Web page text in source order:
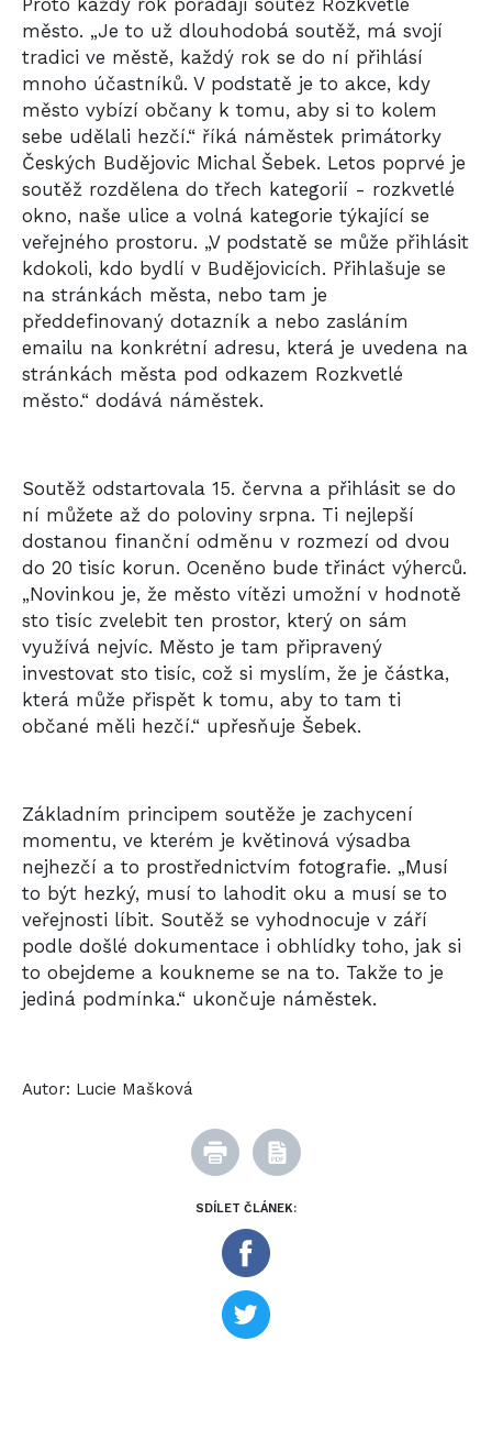
SDÍLET ČLÁNEK:
Proto každý rok pořádají soutěž Rozkvetlé
město. „Je to už dlouhodobá soutěž, má svojí
tradici ve městě, každý rok se do ní přihlásí
mnoho účastníků. V podstatě je to akce, kdy
město vybízí občany k tomu, aby si to kolem
sebe udělali hezčí.“ říká náměstek primátorky
Českých Budějovic Michal Šebek. Letos poprvé je
soutěž rozdělena do třech kategorií - rozkvetlé
okno, naše ulice a volná kategorie týkající se
veřejného prostoru. „V podstatě se může přihlásit
kdokoli, kdo bydlí v Budějovicích. Přihlašuje se
na stránkách města, nebo tam je
předdefinovaný dotazník a nebo zasláním
emailu na konkrétní adresu, která je uvedena na
stránkách města pod odkazem Rozkvetlé
město.“ dodává náměstek.
Soutěž odstartovala 15. června a přihlásit se do
ní můžete až do poloviny srpna. Ti nejlepší
dostanou finanční odměnu v rozmezí od dvou
do 20 tisíc korun. Oceněno bude třináct výherců.
„Novinkou je, že město vítězi umožní v hodnotě
sto tisíc zvelebit ten prostor, který on sám
využívá nejvíc. Město je tam připravený
investovat sto tisíc, což si myslím, že je částka,
která může přispět k tomu, aby to tam ti
občané měli hezčí.“ upřesňuje Šebek.
Základním principem soutěže je zachycení
momentu, ve kterém je květinová výsadba
nejhezčí a to prostřednictvím fotografie. „Musí
to být hezký, musí to lahodit oku a musí se to
veřejnosti líbit. Soutěž se vyhodnocuje v září
podle došlé dokumentace i obhlídky toho, jak si
to obejdeme a koukneme se na to. Takže to je
jediná podmínka.“ ukončuje náměstek.
Autor: Lucie Mašková